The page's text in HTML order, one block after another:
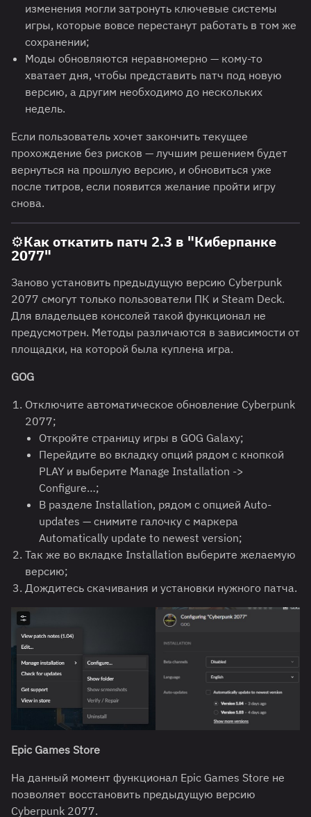
изменения могли затронуть ключевые системы
игры, которые вовсе перестанут работать в том же
сохранении;
Моды обновляются неравномерно — кому-то
хватает дня, чтобы представить патч под новую
версию, а другим необходимо до нескольких
недель.
Если пользователь хочет закончить текущее
прохождение без рисков — лучшим решением будет
вернуться на прошлую версию, и обновиться уже
после титров, если появится желание пройти игру
снова.
⚙️Как откатить патч 2.3 в "Киберпанке
2077"
Заново установить предыдущую версию Cyberpunk
2077 смогут только пользователи ПК и Steam Deck.
Для владельцев консолей такой функционал не
предусмотрен. Методы различаются в зависимости от
площадки, на которой была куплена игра.
GOG
Отключите автоматическое обновление Cyberpunk
2077;
Откройте страницу игры в GOG Galaxy;
Перейдите во вкладку опций рядом с кнопкой
PLAY и выберите Manage Installation ->
Configure…;
В разделе Installation, рядом с опцией Auto-
updates — снимите галочку с маркера
Automatically update to newest version;
Так же во вкладке Installation выберите желаемую
версию;
Дождитесь скачивания и установки нужного патча.
Epic Games Store
На данный момент функционал Epic Games Store не
позволяет восстановить предыдущую версию
Cyberpunk 2077.